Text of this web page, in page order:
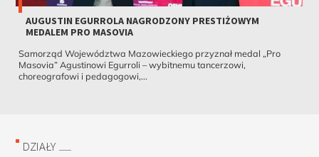
AUGUSTIN EGURROLA NAGRODZONY PRESTIŻOWYM
MEDALEM PRO MASOVIA
Samorząd Województwa Mazowieckiego przyznał medal „Pro
Masovia” Agustinowi Egurroli – wybitnemu tancerzowi,
choreografowi i pedagogowi,...
DZIAŁY